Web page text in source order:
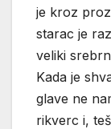
je kroz
starac je
veliki
Kada je
glave ne
rikverc i,